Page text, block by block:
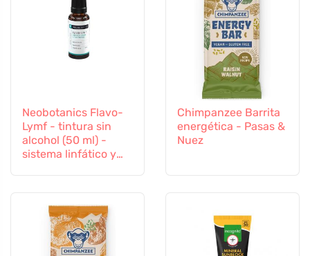
Neobotanics Flavo-
Lymf - tintura sin
alcohol (50 ml) -
sistema linfático y
Chimpanzee Barrita
energética - Pasas &
Nuez